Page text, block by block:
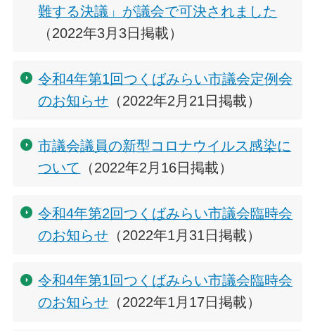
難する決議」が議会で可決されました
（2022年3月3日掲載）
令和4年第1回つくばみらい市議会定例会
のお知らせ （2022年2月21日掲載）
市議会議員の新型コロナウイルス感染に
ついて
（2022年2月16日掲載）
令和4年第2回つくばみらい市議会臨時会
のお知らせ （2022年1月31日掲載）
令和4年第1回つくばみらい市議会臨時会
のお知らせ （2022年1月17日掲載）